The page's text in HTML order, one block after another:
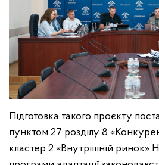
Підготовка такого проєкту
пунктом 27 розділу 8
кластер 2 «Внутрішній ринок»